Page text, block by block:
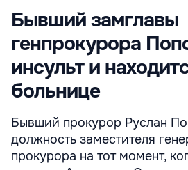
Бывший замглавы
генпрокурора
инсульт и
больнице
Бывший прокурор Руслан
должность заместителя
прокурора на тот момент,